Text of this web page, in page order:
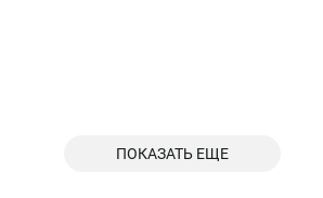
ПОКАЗАТЬ ЕЩЕ